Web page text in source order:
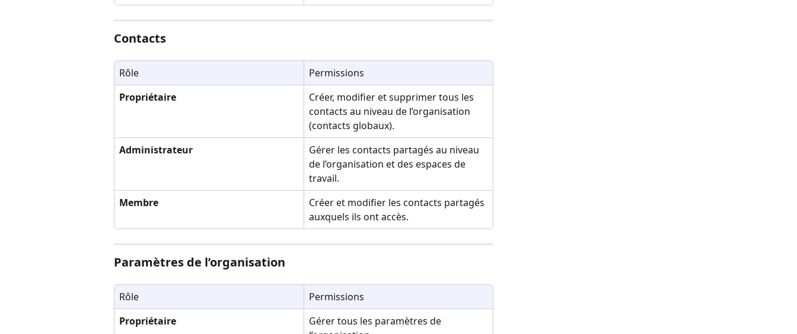
Contacts
Rôle
Permissions
Propriétaire
Créer, modifier et supprimer tous les
contacts au niveau de l’organisation
(contacts globaux).
Administrateur
Gérer les contacts partagés au niveau
de l’organisation et des espaces de
travail.
Membre
Créer et modifier les contacts partagés
auxquels ils ont accès.
Paramètres de l’organisation
Rôle
Permissions
Propriétaire
Gérer tous les paramètres de